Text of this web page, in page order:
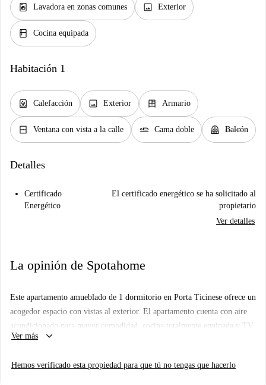
local_laundry_service Lavadora en zonas comunes image Exterior
kitchen Cocina equipada
Habitación 1
water_heater Calefacción image Exterior dresser Armario
window_closed Ventana con vista a la calle airline_seat_flat Cama doble balcony Balcón
Detalles
Certificado
Energético
El certificado energético se ha solicitado al
propietario
Ver detalles
La opinión de Spotahome
Este apartamento amueblado de 1 dormitorio en Porta Ticinese ofrece un
acogedor espacio con vistas al exterior. El apartamento cuenta con aire
acondicionado para mayor comodidad, cocina totalmente equipada y TV
para su entretenimiento. Además, incluye wifi y agua en el alquiler. No
Spotahome, garantiza anuncios con un proceso de selección de
Ver más keyboard_arrow_down
Hemos verificado esta propiedad para que tú no tengas que hacerlo